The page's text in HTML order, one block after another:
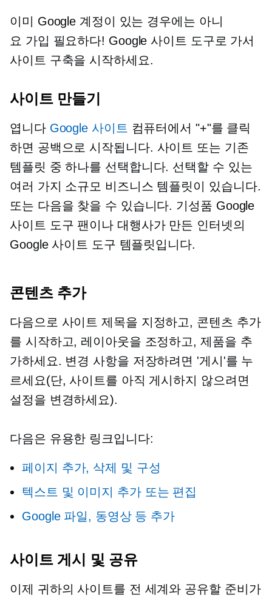
이미 Google 계정이 있는 경우에는 아니
요 가입 필요하다! Google 사이트 도구로 가서
사이트 구축을 시작하세요.
사이트 만들기
엽니다 Google 사이트 컴퓨터에서 "+"를 클릭
하면 공백으로 시작됩니다. 사이트 또는 기존
템플릿 중 하나를 선택합니다. 선택할 수 있는
여러 가지 소규모 비즈니스 템플릿이 있습니다.
또는 다음을 찾을 수 있습니다. 기성품 Google
사이트 도구 팬이나 대행사가 만든 인터넷의
Google 사이트 도구 템플릿입니다.
콘텐츠 추가
다음으로 사이트 제목을 지정하고, 콘텐츠 추가
를 시작하고, 레이아웃을 조정하고, 제품을 추
가하세요. 변경 사항을 저장하려면 '게시'를 누
르세요(단, 사이트를 아직 게시하지 않으려면
설정을 변경하세요).
다음은 유용한 링크입니다:
페이지 추가, 삭제 및 구성
텍스트 및 이미지 추가 또는 편집
Google 파일, 동영상 등 추가
사이트 게시 및 공유
이제 귀하의 사이트를 전 세계와 공유할 준비가